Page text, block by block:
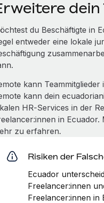
dein
du Beschäftigte in
entweder eine lokale
kann
kann dein
HR‑Services in der
in
zu erfahren.
Risiken der
Ecuador
Freelancer:innen
Freelancer:innen